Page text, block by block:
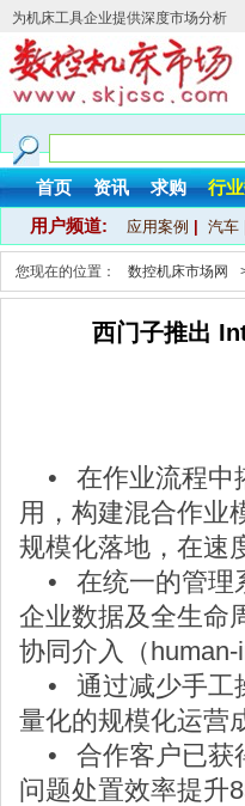
为机床工具企业提供深度市
首页 资讯 求购 行
用户频道: 应用案例 汽车
您现在的位置： 数控机床市场网
西门子推出
•
在作业流程中
用，构建混合作业
规模化落地，在速
•
在统一的管理
企业数据及全生命
协同介入（
•
通过减少手工
量化的规模化运营
•
合作客户已获
问题处置效率提升